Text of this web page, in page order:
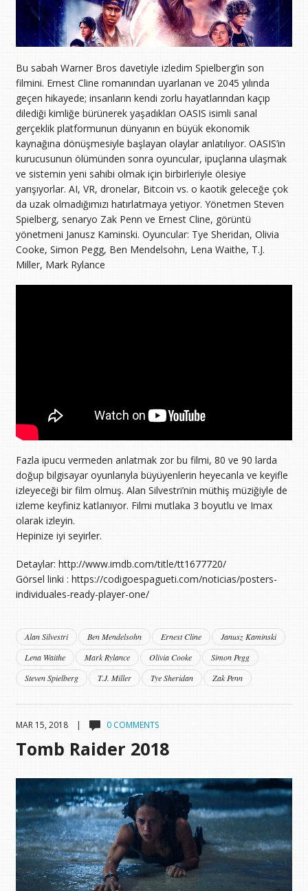
Bu sabah Warner Bros davetiyle izledim Spielberg’in son
filmini. Ernest Cline romanından uyarlanan ve 2045 yılında
geçen hikayede; insanların kendi zorlu hayatlarından kaçıp
dilediği kimliğe bürünerek yaşadıkları OASIS isimli sanal
gerçeklik platformunun dünyanın en büyük ekonomik
kaynağına dönüşmesiyle başlayan olaylar anlatılıyor. OASIS’in
kurucusunun ölümünden sonra oyuncular, ipuçlarına ulaşmak
ve sistemin yeni sahibi olmak için birbirleriyle ölesiye
yarışıyorlar. AI, VR, dronelar, Bitcoin vs. o kaotik geleceğe çok
da uzak olmadığımızı hatırlatmaya yetiyor. Yönetmen Steven
Spielberg, senaryo Zak Penn ve Ernest Cline, görüntü
yönetmeni Janusz Kaminski. Oyuncular: Tye Sheridan, Olivia
Cooke, Simon Pegg, Ben Mendelsohn, Lena Waithe, T.J.
Miller, Mark Rylance
Fazla ipucu vermeden anlatmak zor bu filmi, 80 ve 90 larda
doğup bilgisayar oyunlarıyla büyüyenlerin heyecanla ve keyifle
izleyeceği bir film olmuş. Alan Silvestri’nin müthiş müziğiyle de
izleme keyfiniz katlanıyor. Filmi mutlaka 3 boyutlu ve Imax
olarak izleyin.
Hepinize iyi seyirler.
Detaylar: http://www.imdb.com/title/tt1677720/
Görsel linki : https://codigoespagueti.com/noticias/posters-
individuales-ready-player-one/
Alan Silvestri Ben Mendelsohn Ernest Cline
Janusz Kaminski
Lena Waithe
Mark Rylance Olivia Cooke
Simon Pegg
Steven Spielberg
T.J. Miller Tye Sheridan Zak Penn
MAR 15, 2018 | 0 COMMENTS
Tomb Raider 2018